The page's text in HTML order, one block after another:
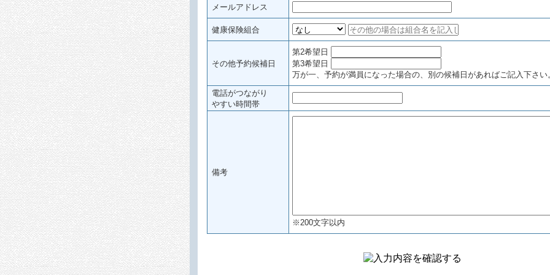
メールアドレス
健康保険組合
その他予約候補日
第2希望日
第3希望日
万が一、予約が満員になった場合の、別の候補日があればご記入下さい
電話がつながり
やすい時間帯
備考
※200文字以内